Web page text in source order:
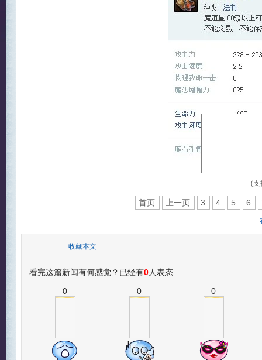
(
首页 上一页 3 4 5 6
收藏本文
看完这篇新闻有何感觉？已经有0人表态
0
0 0